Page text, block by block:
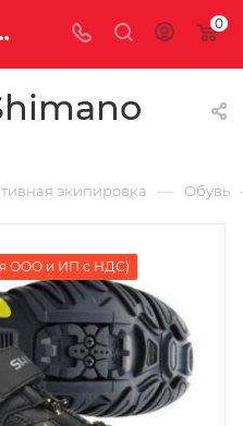
за 4250.00000000 рублей 0
экипировка — Обувь
ООО и ИП с НДС)